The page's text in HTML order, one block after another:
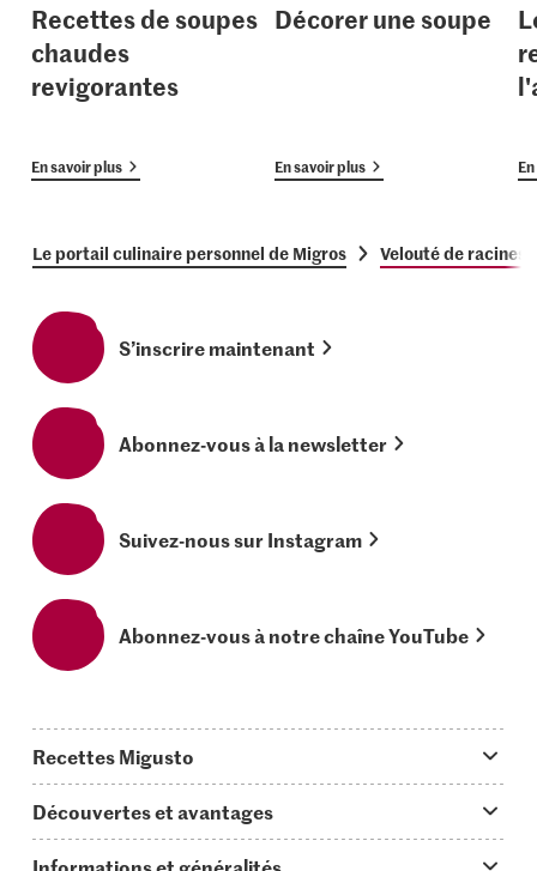
Recettes de soupes
chaudes
revigorantes
En savoir plus
Décorer une soupe
En savoir plus
Le portail culinaire personnel de Migros Velouté de racines
S’inscrire maintenant
Abonnez-vous à la newsletter
Suivez-nous sur Instagram
Abonnez-vous à notre chaîne YouTube
Recettes Migusto
Idées de menus
Découvertes et avantages
Informations et généralités